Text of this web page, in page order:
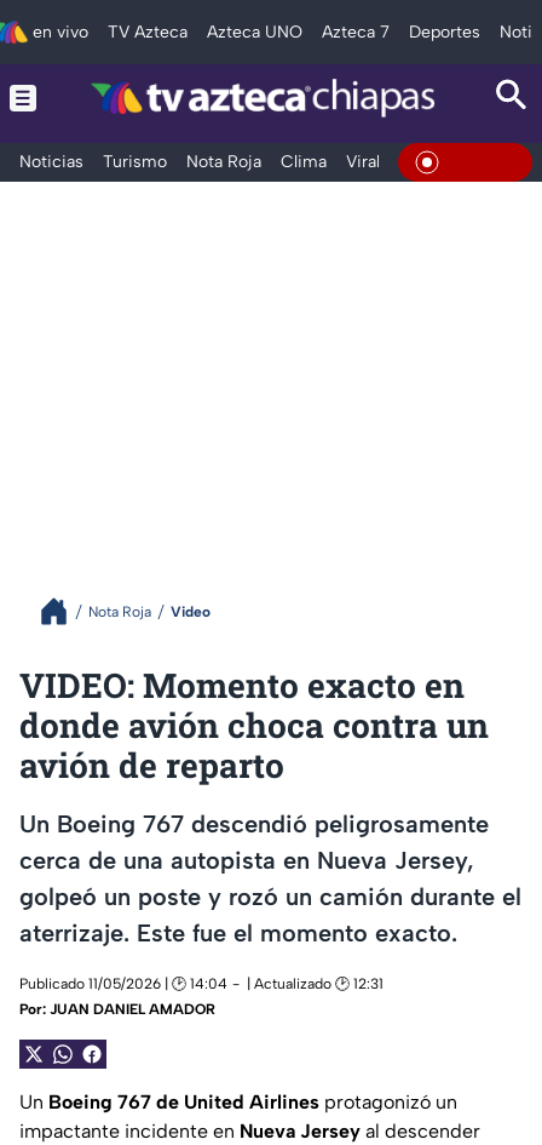
en vivo TV Azteca Azteca UNO Azteca 7 Deportes
Noticias Turismo Nota Roja Clima Viral y Tendencia En Vivo
Nota Roja Video
VIDEO: Momento exacto en
donde avión choca contra un
avión de reparto
Un Boeing 767 descendió peligrosamente
cerca de una autopista en Nueva Jersey,
golpeó un poste y rozó un camión durante el
aterrizaje. Este fue el momento exacto.
Publicado 11/05/2026 | 🕑 14:04
| Actualizado 🕑 12:31
Por: JUAN DANIEL AMADOR
Un Boeing 767 de United Airlines protagonizó un
impactante incidente en Nueva Jersey al descender